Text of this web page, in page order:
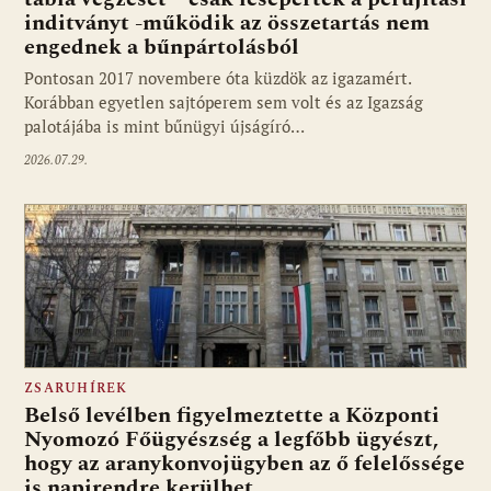
inditványt -működik az összetartás nem
engednek a bűnpártolásból
Pontosan 2017 novembere óta küzdök az igazamért.
Korábban egyetlen sajtóperem sem volt és az Igazság
palotájába is mint bűnügyi újságíró…
2026.07.29.
ZSARUHÍREK
Belső levélben figyelmeztette a Központi
Nyomozó Főügyészség a legfőbb ügyészt,
hogy az aranykonvojügyben az ő felelőssége